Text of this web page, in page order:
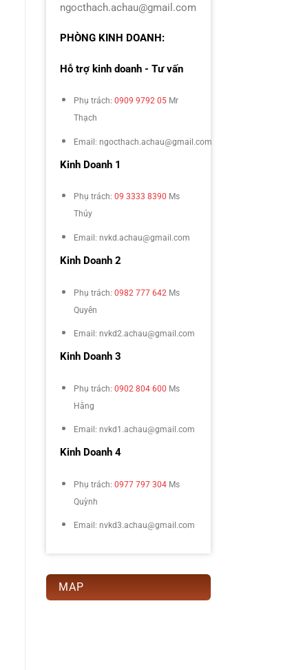
ngocthach.achau@gmail.com
PHÒNG KINH DOANH:
Hỗ trợ kinh doanh - Tư vấn
Phụ trách: 0909 9792 05 Mr
Thạch
Email: ngocthach.achau@gmail.com
Kinh Doanh 1
Phụ trách: 09 3333 8390 Ms
Thúy
Email: nvkd.achau@gmail.com
Kinh Doanh 2
Phụ trách: 0982 777 642 Ms
Quyên
Email: nvkd2.achau@gmail.com
Kinh Doanh 3
Phụ trách: 0902 804 600 Ms
Hằng
Email: nvkd1.achau@gmail.com
Kinh Doanh 4
Phụ trách: 0977 797 304 Ms
Quỳnh
Email: nvkd3.achau@gmail.com
MAP